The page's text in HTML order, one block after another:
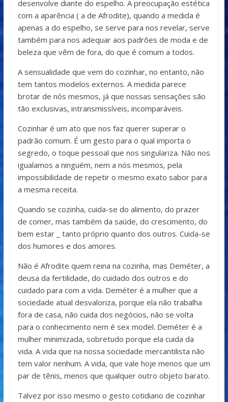
desenvolve diante do espelho. A preocupação estética
com a aparência ( a de Afrodite), quando a medida é
apenas a do espelho, se serve para nos revelar, serve
também para nos adequar aos padrões de moda e de
beleza que vêm de fora, do que é comum a todos.
A sensualidade que vem do cozinhar, no entanto, não
tem tantos modelos externos. A medida parece
brotar de nós mesmos, já que nossas sensações são
tão exclusivas, intransmissíveis, incomparáveis.
Cozinhar é um ato que nos faz querer superar o
padrão comum. É um gesto para o qual importa o
segredo, o toque pessoal que nos singulariza. Não nos
igualamos a ninguém, nem a nós mesmos, pela
impossibilidade de repetir o mesmo exato sabor para
a mesma receita.
Quando se cozinha, cuida-se do alimento, do prazer
de comer, mas também da saúde, do crescimento, do
bem estar _ tanto próprio quanto dos outros. Cuida-se
dos humores e dos amores.
Não é Afrodite quem reina na cozinha, mas Deméter, a
deusa da fertilidade, do cuidado dos outros e do
cuidado para com a vida. Deméter é a mulher que a
sociedade atual desvaloriza, porque ela não trabalha
fora de casa, não cuida dos negócios, não se volta
para o conhecimento nem é sex model. Deméter é a
mulher minimizada, sobretudo porque ela cuida da
vida. A vida que na nossa sociedade mercantilista não
tem valor nenhum. A vida, que vale hoje menos que um
par de tênis, menos que qualquer outro objeto barato.
Talvez por isso mesmo o gesto cotidiano de cozinhar